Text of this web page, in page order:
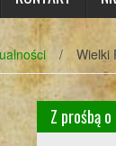
/ Wielki
Z prośbą